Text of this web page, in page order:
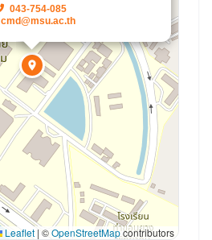
043-754-085
cmd@msu.ac.th
Leaflet | ©OpenStreetMapcontributors